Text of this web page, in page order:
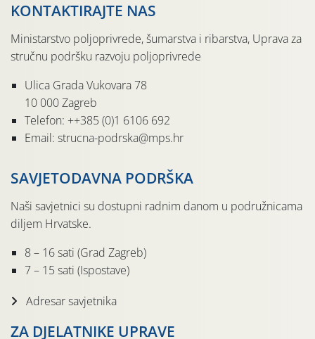
KONTAKTIRAJTE NAS
Ministarstvo poljoprivrede, šumarstva i ribarstva, Uprava za
stručnu podršku razvoju poljoprivrede
Ulica Grada Vukovara 78
10 000 Zagreb
Telefon: ++385 (0)1 6106 692
Email: strucna-podrska@mps.hr
SAVJETODAVNA PODRŠKA
Naši savjetnici su dostupni radnim danom u podružnicama
diljem Hrvatske.
8 – 16 sati (Grad Zagreb)
7 – 15 sati (Ispostave)
Adresar savjetnika
ZA DJELATNIKE UPRAVE